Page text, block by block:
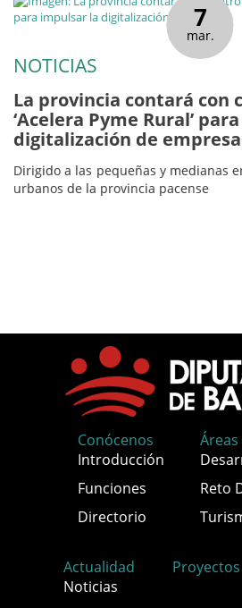
7
mar.
NOTICIAS
La provincia contará con
‘Acelera Pyme Rural’
digitalización de
Dirigido a las pequeñas y medianas
urbanos de la provincia pacense
Conócenos
Introducción
Funciones
Directorio
Reto
Actualidad
Noticias
Proyectos